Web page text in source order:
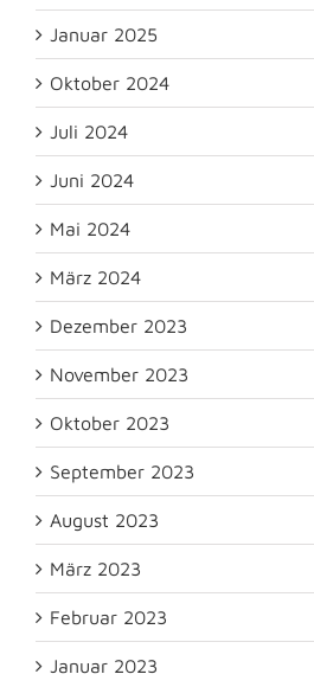
Januar 2025
Oktober 2024
Juli 2024
Juni 2024
Mai 2024
März 2024
Dezember 2023
November 2023
Oktober 2023
September 2023
August 2023
März 2023
Februar 2023
Januar 2023